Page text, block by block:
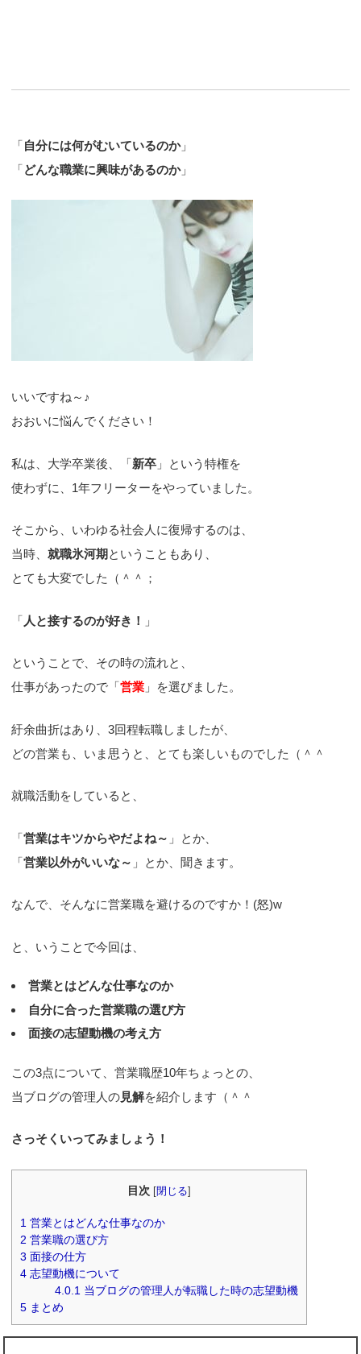
「自分には何がむいているのか」
「どんな職業に興味があるのか」
いいですね～♪
おおいに悩んでください！
私は、大学卒業後、「新卒 」という特権を
使わずに、1年フリーターをやっていました。
そこから、いわゆる社会人に復帰するのは、
当時、就職氷河期 ということもあり、
とても大変でした（＾＾；
「 人と接するのが好き！ 」
ということで、その時の流れと、
仕事があったので「営業 」を選びました。
紆余曲折はあり、3回程転職しましたが、
どの営業も、いま思うと、とても楽しいものでした（＾＾
就職活動をしていると、
「営業はキツからやだよね～ 」とか、
「営業以外がいいな～ 」とか、聞きます。
なんで、そんなに営業職を避けるのですか！(怒)w
と、いうことで今回は、
営業とはどんな仕事なのか
自分に合った営業職の選び方
面接の志望動機の考え方
この3点について、営業職歴10年ちょっとの、
当ブログの管理人の見解を紹介します（＾＾ゞ
さっそくいってみましょう！
目次 [閉じる]
1 営業とはどんな仕事なのか
2 営業職の選び方
3 面接の仕方
4 志望動機について
4.0.1 当ブログの管理人が転職した時の志望動機
5 まとめ